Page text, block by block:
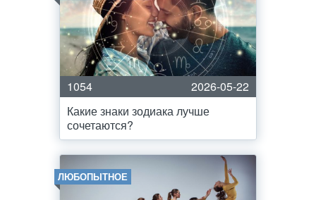
1054
2026-05-22
Какие знаки зодиака лучше
сочетаются?
ЛЮБОПЫТНОЕ